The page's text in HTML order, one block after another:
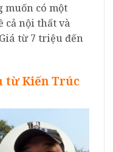
muốn có một
cả nội thất và
từ 7 triệu đến
từ Kiến Trúc